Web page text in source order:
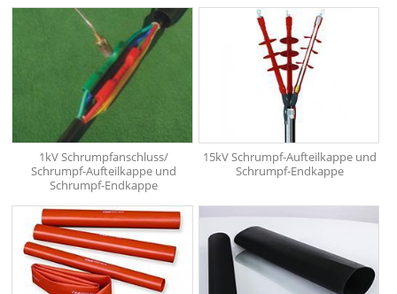
1kV Schrumpfanschluss/
Schrumpf-Aufteilkappe und
Schrumpf-Endkappe
15kV Schrumpf-Aufteilkappe und
Schrumpf-Endkappe